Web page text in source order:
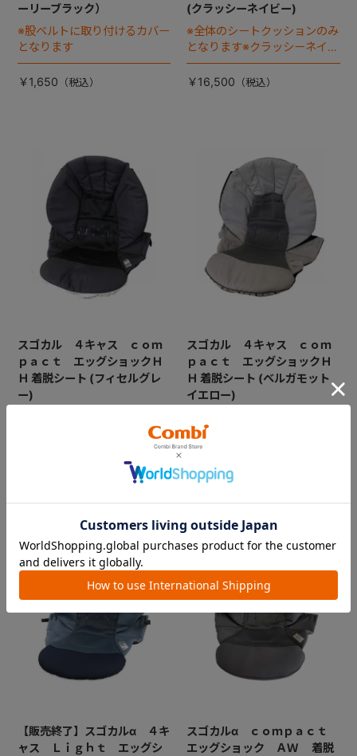
ーリーブラック）
※股ベルトに取り付けるカバー
となります
￥1,650
(クラッシーネイビー)
※全体のシートクッションのみ
となります※クラッシーネイビ
ー・シリウスネイビーに適応
￥16,500
スゴカル ４キャス ｃｏｍ
ｐａｃｔ エッグショックＨ
Ｈ 着脱シート (フィセルグレ
ー)
スゴカル ４キャス ｃｏｍ
ｐａｃｔ エッグショックＨ
Ｈ 着脱シート (ベルガモット
イエロー)
となります
￥16,500
【販売終了】スゴカルα ４キ
ャス Ｌｉｇｈｔ エッグシ
スゴカルα ｃｏｍｐａｃｔ
エッグショック ＡＷ 着脱